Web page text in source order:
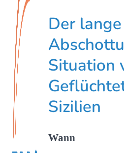
Der
Situation
Sizilien
Wann